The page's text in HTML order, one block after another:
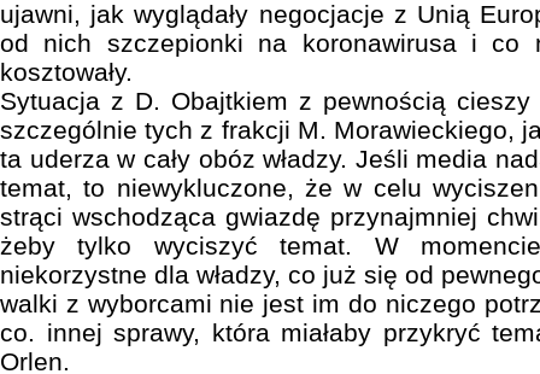
ujawni, jak wyglądały negocjacje z Unią
od nich szczepionki na koronawirusa i co
kosztowały.
Sytuacja z D. Obajtkiem z pewnością
szczególnie tych z frakcji M. Morawieckiego,
ta uderza w cały obóz władzy. Jeśli media
temat, to niewykluczone, że w celu
strąci wschodząca gwiazdę przynajmniej
żeby tylko wyciszyć temat. W
niekorzystne dla władzy, co już się od
walki z wyborcami nie jest im do niczego
co. innej sprawy, która miałaby przykryć
Orlen.